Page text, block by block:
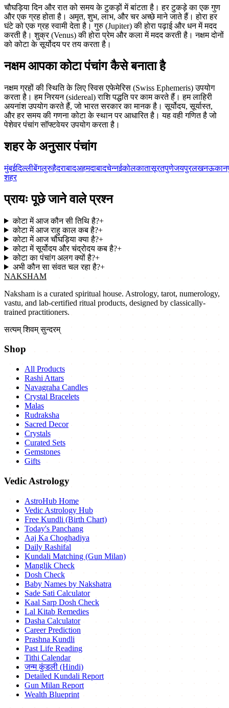
चौघड़िया दिन और रात को समय के टुकड़ों में बांटता है। हर टुकड़े का एक गुण
और एक ग्रह होता है। अमृत, शुभ, लाभ, और चर अच्छे माने जाते हैं। होरा हर
घंटे को एक ग्रह स्वामी देता है। गुरु (Jupiter) की होरा पढ़ाई और धन में मदद
करती है। शुक्र (Venus) की होरा प्रेम और कला में मदद करती है। नक्षम दोनों
को कोटा के सूर्योदय पर तय करता है।
नक्षम आपका कोटा पंचांग कैसे बनाता है
नक्षम ग्रहों की स्थिति के लिए स्विस एफेमेरिस (Swiss Ephemeris) उपयोग
करता है। हम निरयन (sidereal) राशि पद्धति पर काम करते हैं। हम लाहिरी
अयनांश उपयोग करते हैं, जो भारत सरकार का मानक है। सूर्योदय, सूर्यास्त,
और हर समय की गणना कोटा के स्थान पर आधारित है। यह वही गणित है जो
पेशेवर पंचांग सॉफ्टवेयर उपयोग करता है।
शहर के अनुसार पंचांग
मुंबईदिल्लीबेंगलुरुहैदराबादअहमदाबादचेन्नईकोलकातासूरतपुणेजयपुरलखनऊ
शहर
प्रायः पूछे जाने वाले प्रश्न
कोटा में आज कौन सी तिथि है?+
कोटा में आज राहु काल कब है?+
कोटा में आज चौघड़िया क्या है?+
कोटा में सूर्योदय और चंद्रोदय कब है?+
कोटा का पंचांग अलग क्यों है?+
अभी कौन सा संवत चल रहा है?+
NAKSHAM
Naksham is a curated spiritual house. Astrology, tarot, numerology,
vastu, and lab-certified ritual products, designed by classically-
trained practitioners.
सत्यम् शिवम् सुन्दरम्
Shop
All Products
Rashi Attars
Navagraha Candles
Crystal Bracelets
Malas
Rudraksha
Sacred Decor
Crystals
Curated Sets
Gemstones
Gifts
Vedic Astrology
AstroHub Home
Vedic Astrology Hub
Free Kundli (Birth Chart)
Today's Panchang
Aaj Ka Choghadiya
Daily Rashifal
Kundali Matching (Gun Milan)
Manglik Check
Dosh Check
Baby Names by Nakshatra
Sade Sati Calculator
Kaal Sarp Dosh Check
Lal Kitab Remedies
Dasha Calculator
Career Prediction
Prashna Kundli
Past Life Reading
Tithi Calendar
जन्म कुंडली (Hindi)
Detailed Kundali Report
Gun Milan Report
Wealth Blueprint